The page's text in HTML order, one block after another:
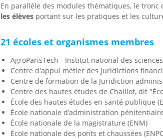
En parallèle des modules thématiques, le tronc
les élèves portant sur les pratiques et les
21 écoles et organismes membres
AgroParisTech - Institut national des
Centre d'appui métier des juridictions
Centre de formation de la Juridiction
Centre des hautes études de Chaillot, dit
École des hautes études en santé publique
École nationale d’administration
École nationale de la magistrature (ENM)
École nationale des ponts et chaussées